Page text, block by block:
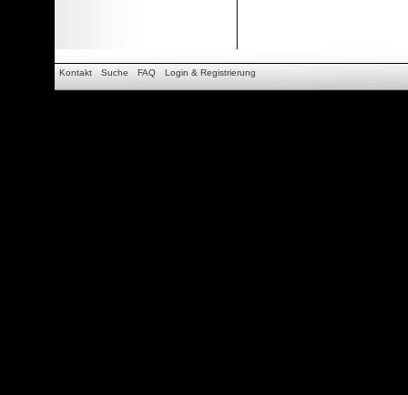
Kontakt Suche FAQ Login & Registrierung